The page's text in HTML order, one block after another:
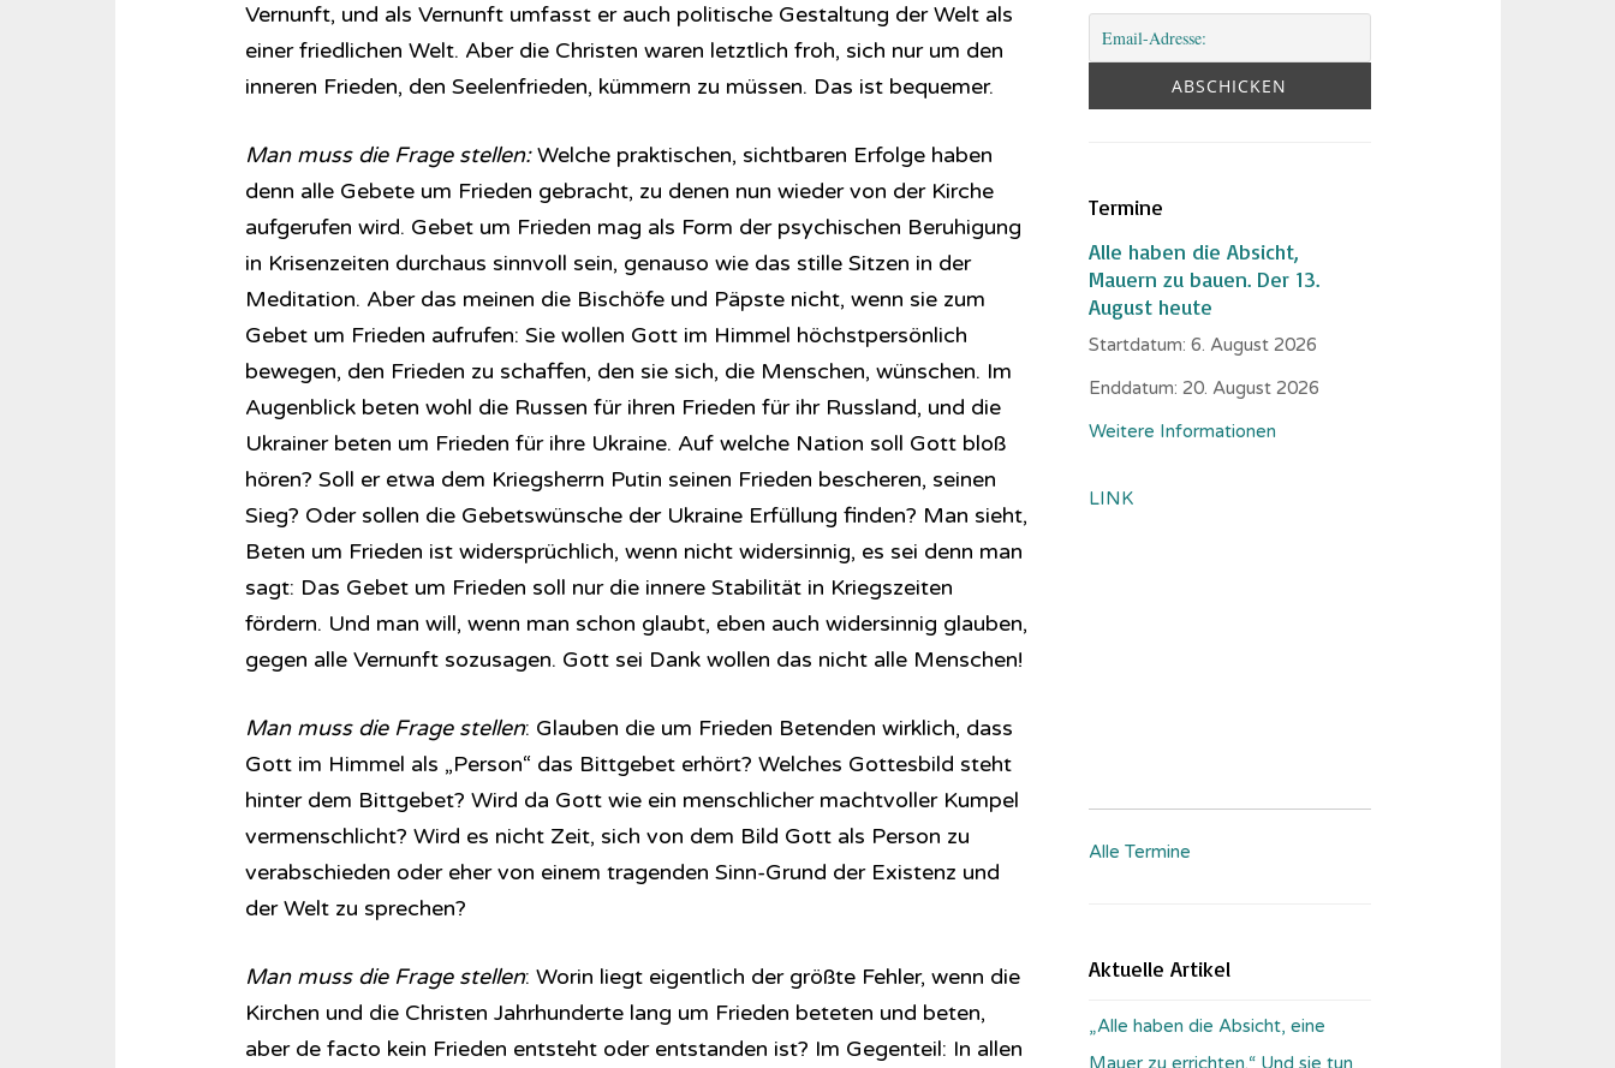
Vernunft, und als Vernunft umfasst er auch politische Gestaltung der Welt als
einer friedlichen Welt. Aber die Christen waren letztlich froh, sich nur um den
inneren Frieden, den Seelenfrieden, kümmern zu müssen. Das ist bequemer.
Man muss die Frage stellen:Welche praktischen, sichtbaren Erfolge haben
denn alle Gebete um Frieden gebracht, zu denen nun wieder von der Kirche
aufgerufen wird. Gebet um Frieden mag als Form der psychischen Beruhigung
in Krisenzeiten durchaus sinnvoll sein, genauso wie das stille Sitzen in der
Meditation. Aber das meinen die Bischöfe und Päpste nicht, wenn sie zum
Gebet um Frieden aufrufen: Sie wollen Gott im Himmel höchstpersönlich
bewegen, den Frieden zu schaffen, den sie sich, die Menschen, wünschen. Im
Augenblick beten wohl die Russen für ihren Frieden für ihr Russland, und die
Ukrainer beten um Frieden für ihre Ukraine. Auf welche Nation soll Gott bloß
hören? Soll er etwa dem Kriegsherrn Putin seinen Frieden bescheren, seinen
Sieg? Oder sollen die Gebetswünsche der Ukraine Erfüllung finden? Man sieht,
Beten um Frieden ist widersprüchlich, wenn nicht widersinnig, es sei denn man
sagt: Das Gebet um Frieden soll nur die innere Stabilität in Kriegszeiten
fördern. Und man will, wenn man schon glaubt, eben auch widersinnig glauben,
gegen alle Vernunft sozusagen. Gott sei Dank wollen das nicht alle Menschen!
Man muss die Frage stellen: Glauben die um Frieden Betenden wirklich, dass
Gott im Himmel als „Person“ das Bittgebet erhört? Welches Gottesbild steht
hinter dem Bittgebet? Wird da Gott wie ein menschlicher machtvoller Kumpel
vermenschlicht? Wird es nicht Zeit, sich von dem Bild Gott als Person zu
verabschieden oder eher von einem tragenden Sinn-Grund der Existenz und
der Welt zu sprechen?
Man muss die Frage stellen: Worin liegt eigentlich der größte Fehler, wenn die
Kirchen und die Christen Jahrhunderte lang um Frieden beteten und beten,
aber de facto kein Frieden entsteht oder entstanden ist? Im Gegenteil: In allen
Termine
Alle haben die Absicht,
Mauern zu bauen. Der 13.
August heute
Startdatum:6. August 2026
Enddatum: 20. August 2026
Weitere Informationen
LINK
Alle Termine
Aktuelle Artikel
„Alle haben die Absicht, eine
Mauer zu errichten.“ Und sie tun